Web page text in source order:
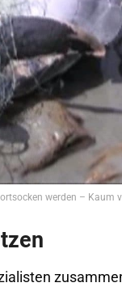
werden – Kaum
Spezialisten